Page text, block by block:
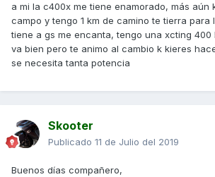
a mi la c400x me tiene enamorado, más aún
campo y tengo 1 km de camino te tierra para
tiene a gs me encanta, tengo una xcting 400
va bien pero te animo al cambio k kieres
se necesita tanta potencia
Skooter
Publicado 11 de Julio del 2019
Buenos días compañero,